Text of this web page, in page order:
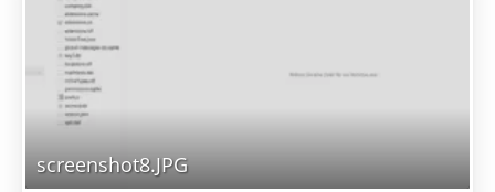
screenshot8.JPG